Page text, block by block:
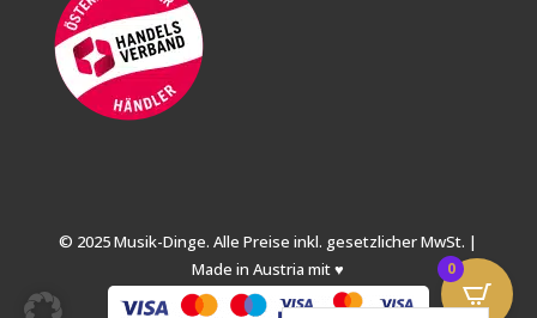
© 2025 Musik-Dinge. Alle Preise inkl. gesetzlicher MwSt. |
Made in Austria mit ♥
0